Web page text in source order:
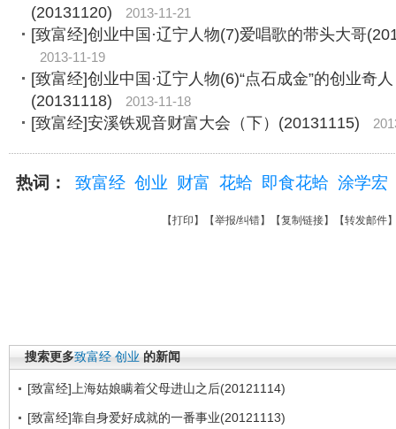
(20131120)
2013-11-21
[致富经]创业中国·辽宁人物(7)爱唱歌的带头大哥
2013-11-19
[致富经]创业中国·辽宁人物(6)“点石成金”的创业奇人
(20131118)
2013-11-18
[致富经]安溪铁观音财富大会（下）(20131115)
热词： 致富经 创业 财富 花蛤 即食花蛤 涂学宏
【打印 】【举报/纠错】【复制链接】【转发邮件
搜索更多致富经 创业 的新闻
[致富经]上海姑娘瞒着父母进山之后(20121114)
[致富经]靠自身爱好成就的一番事业(20121113)